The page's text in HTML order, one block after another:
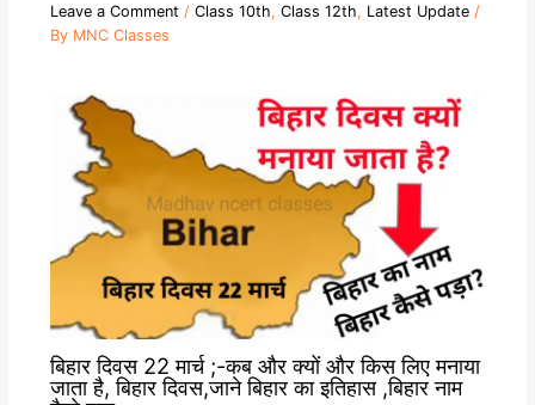
Leave a Comment / Class 10th, Class 12th, Latest Update/
By MNC Classes
बिहार दिवस 22 मार्च ;-कब और क्यों और किस लिए मनाया
जाता है, बिहार दिवस,जाने बिहार का इतिहास ,बिहार नाम